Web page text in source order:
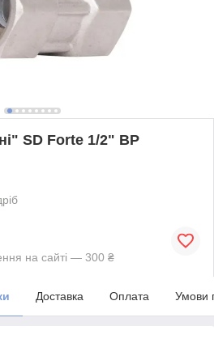
SD Forte 1/2" ВР
на сайті — 300 ₴
Доставка Оплата Умови